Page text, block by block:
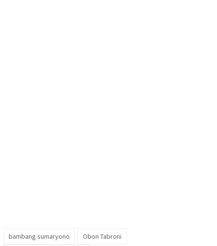
bambang sumaryono Obon Tabroni